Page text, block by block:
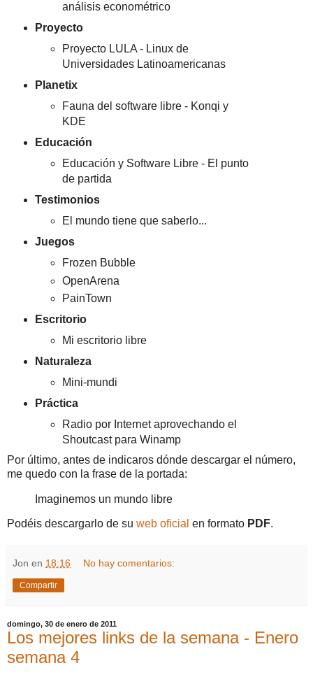
análisis econométrico
Proyecto
Proyecto LULA - Linux de
Universidades Latinoamericanas
Planetix
Fauna del software libre - Konqi y
KDE
Educación
Educación y Software Libre - El punto
de partida
Testimonios
El mundo tiene que saberlo...
Juegos
Frozen Bubble
OpenArena
PainTown
Escritorio
Mi escritorio libre
Naturaleza
Mini-mundi
Práctica
Radio por Internet aprovechando el
Shoutcast para Winamp
Por último, antes de indicaros dónde descargar el número,
me quedo con la frase de la portada:
Imaginemos un mundo libre
Podéis descargarlo de su web oficial en formato PDF.
Jon en 18:16 No hay comentarios:
Compartir
domingo, 30 de enero de 2011
Los mejores links de la semana - Enero
semana 4